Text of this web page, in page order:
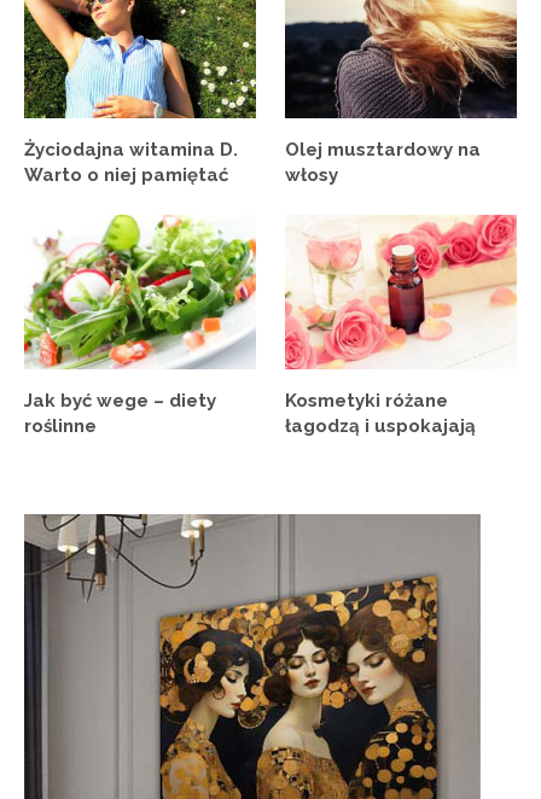
Życiodajna witamina D.
Warto o niej pamiętać
Olej musztardowy na
włosy
Jak być wege – diety
roślinne
Kosmetyki różane
łagodzą i uspokajają